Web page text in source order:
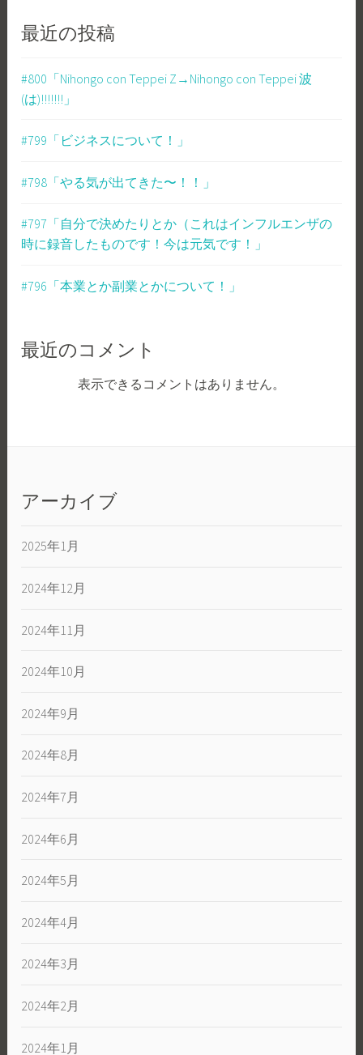
最近の投稿
#800「Nihongo con Teppei Z→Nihongo con Teppei 波
(は)!!!!!!!」
#799「ビジネスについて！」
#798「やる気が出てきた〜！！」
#797「自分で決めたりとか（これはインフルエンザの
時に録音したものです！今は元気です！」
#796「本業とか副業とかについて！」
最近のコメント
表示できるコメントはありません。
アーカイブ
2025年1月
2024年12月
2024年11月
2024年10月
2024年9月
2024年8月
2024年7月
2024年6月
2024年5月
2024年4月
2024年3月
2024年2月
2024年1月